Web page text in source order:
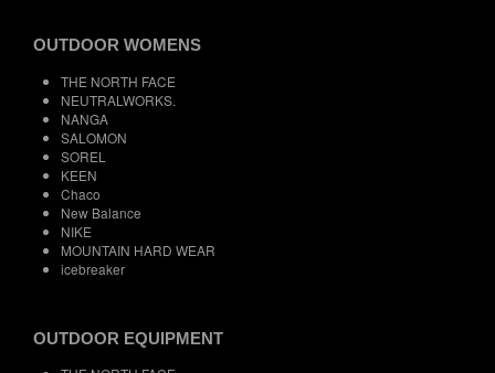
OUTDOOR WOMENS
THE NORTH FACE
NEUTRALWORKS.
NANGA
SALOMON
SOREL
KEEN
Chaco
New Balance
NIKE
MOUNTAIN HARD WEAR
icebreaker
OUTDOOR EQUIPMENT